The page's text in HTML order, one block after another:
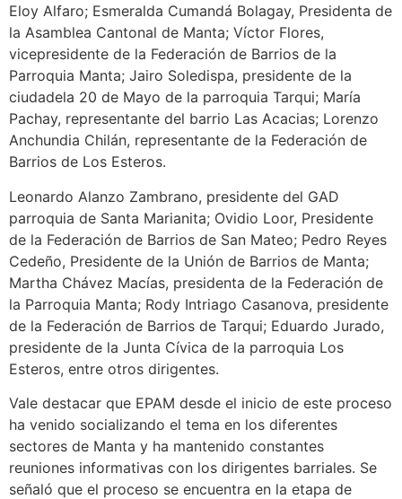
Eloy Alfaro; Esmeralda Cumandá Bolagay, Presidenta de
la Asamblea Cantonal de Manta; Víctor Flores,
vicepresidente de la Federación de Barrios de la
Parroquia Manta; Jairo Soledispa, presidente de la
ciudadela 20 de Mayo de la parroquia Tarqui; María
Pachay, representante del barrio Las Acacias; Lorenzo
Anchundia Chilán, representante de la Federación de
Barrios de Los Esteros.
Leonardo Alanzo Zambrano, presidente del GAD
parroquia de Santa Marianita; Ovidio Loor, Presidente
de la Federación de Barrios de San Mateo; Pedro Reyes
Cedeño, Presidente de la Unión de Barrios de Manta;
Martha Chávez Macías, presidenta de la Federación de
la Parroquia Manta; Rody Intriago Casanova, presidente
de la Federación de Barrios de Tarqui; Eduardo Jurado,
presidente de la Junta Cívica de la parroquia Los
Esteros, entre otros dirigentes.
Vale destacar que EPAM desde el inicio de este proceso
ha venido socializando el tema en los diferentes
sectores de Manta y ha mantenido constantes
reuniones informativas con los dirigentes barriales. Se
señaló que el proceso se encuentra en la etapa de